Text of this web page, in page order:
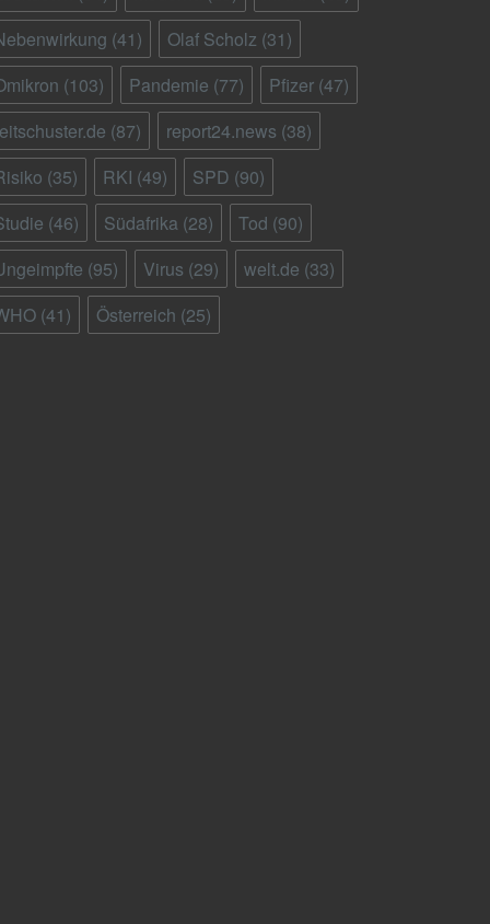
(41) Olaf Scholz (31)
(103) Pandemie (77) Pfizer (47)
(87) report24.news (38)
(35) RKI (49) SPD (90)
(46) Südafrika (28) Tod (90)
(95) Virus (29) welt.de (33)
(41) Österreich (25)